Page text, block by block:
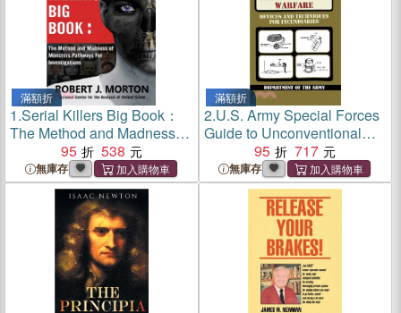
滿額折
1.Serial Killers Big Book：
The Method and Madness of
Monsters Pathways For
Investigations
95 538
無庫存
滿額折
2.U.S. Army Special Forces
Guide to Unconventional
Warfare：Devices and
Techniques for Incendiaries
95 717
無庫存